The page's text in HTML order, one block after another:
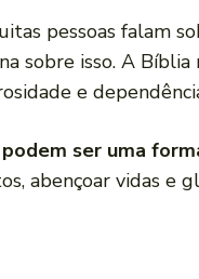
pessoas falam
sobre isso. A
e
ser uma
abençoar vidas e